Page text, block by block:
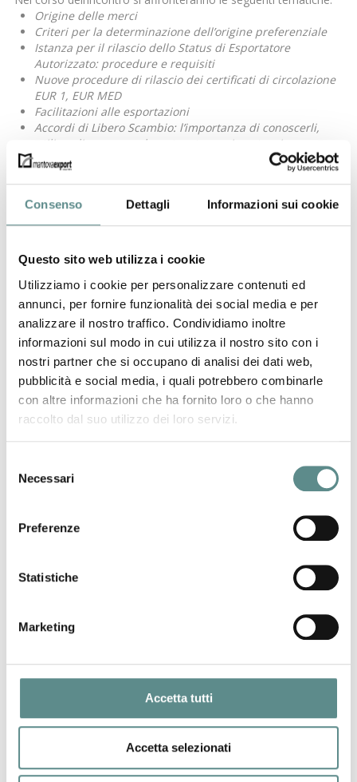
Consenso Dettagli Informazioni sui cookie
Questo sito web utilizza i cookie
Utilizziamo i cookie per personalizzare contenuti ed
annunci, per fornire funzionalità dei social media e per
analizzare il nostro traffico. Condividiamo inoltre
informazioni sul modo in cui utilizza il nostro sito con i
nostri partner che si occupano di analisi dei dati web,
pubblicità e social media, i quali potrebbero combinarle
con altre informazioni che ha fornito loro o che hanno
raccolto dal suo utilizzo dei loro servizi.
delNecessari
Preferenze
Statistiche
Marketing
Accetta tutti
Accetta selezionati
Origine delle merci
Criteri per la determinazione dell’origine preferenziale
Istanza per il rilascio dello Status di Esportatore
Autorizzato: procedure e requisiti
Nuove procedure di rilascio dei certificati di circolazione
EUR 1, EUR MED
Facilitazioni alle esportazioni
Accordi di Libero Scambio: l’importanza di conoscerli,
utilizzarli consapevolmente e trarne i vantaggi
Linee guida per come l’azienda si deve preparare alla
richiesta dello Status di Esportatore Autorizzato e alla
Manager, Responsabili/Addetti area
Relatore:Alessandro Dotti, direttore Mantova Export
Per PARTECIPAREal seminariogratuitocompilare il form
al seguente link:
ISCRIZIONE SEMINARIO
precedente:nordafrica e turchia: incassare dall'estero in situazioni
complesse
06/08/2026
imballaggio (PPWR)
29/07/2026